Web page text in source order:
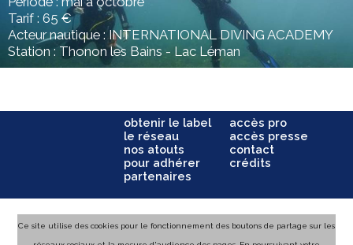
Ce site utilise des cookies pour le fonctionnement des boutons de partage sur les
Tarif : 65 €
Acteur nautique : INTERNATIONAL DIVING ACADEMY
Station : Thonon les Bains - Lac Léman
obtenir le label
le réseau
nos atouts
pour adhérer
partenaires
accès pro
accès presse
contact
crédits